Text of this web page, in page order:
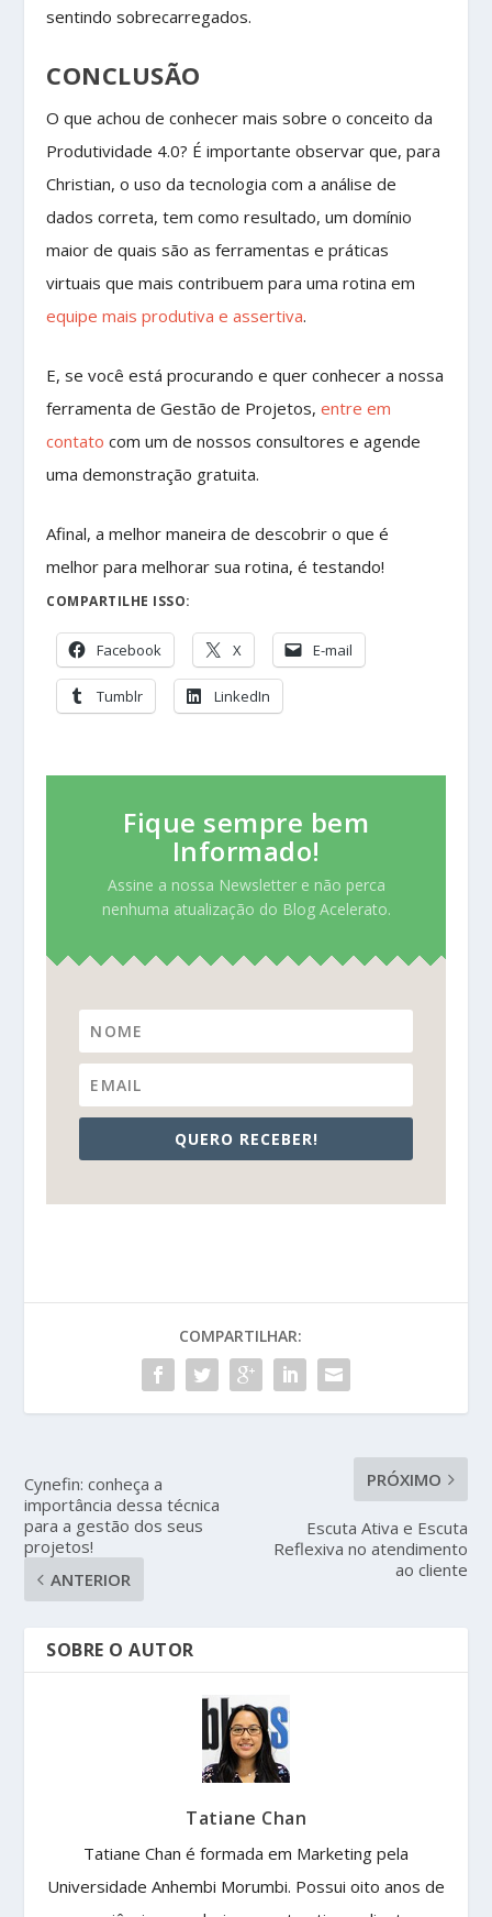
sentindo sobrecarregados.
CONCLUSÃO
O que achou de conhecer mais sobre o conceito da
Produtividade 4.0? É importante observar que, para
Christian, o uso da tecnologia com a análise de
dados correta, tem como resultado, um domínio
maior de quais são as ferramentas e práticas
virtuais que mais contribuem para uma rotina em
equipe mais produtiva e assertiva.
E, se você está procurando e quer conhecer a nossa
ferramenta de Gestão de Projetos,entre em
contato com um de nossos consultores e agende
uma demonstração gratuita.
Afinal, a melhor maneira de descobrir o que é
melhor para melhorar sua rotina, é testando!
COMPARTILHE ISSO:
Facebook X E-mail
Tumblr LinkedIn
Fique sempre bem
Informado!
Assine a nossa Newsletter e não perca
nenhuma atualização do Blog Acelerato.
QUERO RECEBER!
COMPARTILHAR:
Cynefin: conheça a
importância dessa técnica
para a gestão dos seus
projetos!
ANTERIOR
PRÓXIMO
Escuta Ativa e Escuta
Reflexiva no atendimento
ao cliente
SOBRE O AUTOR
Tatiane Chan
Tatiane Chan é formada em Marketing pela
Universidade Anhembi Morumbi. Possui oito anos de